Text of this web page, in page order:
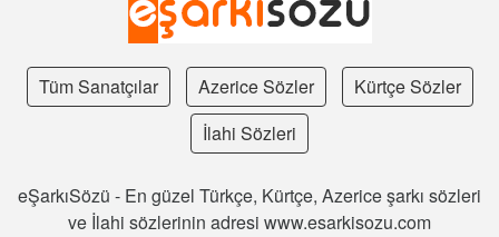
Tüm Sanatçılar Azerice Sözler
Kürtçe Sözler
İlahi Sözleri
eŞarkıSözü - En güzel Türkçe, Kürtçe, Azerice şarkı sözleri
ve İlahi sözlerinin adresi www.esarkisozu.com